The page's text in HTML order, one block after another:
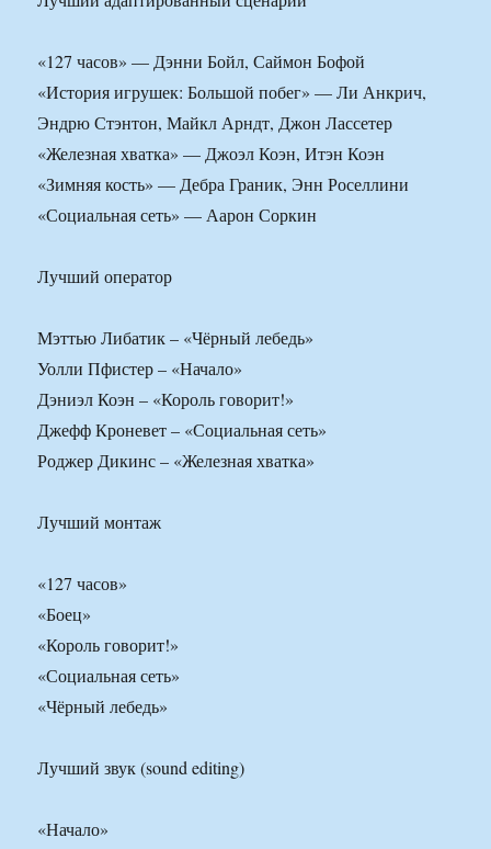
«127 часов» — Дэнни Бойл, Саймон Бофой
«История игрушек: Большой побег» — Ли Анкрич,
Эндрю Стэнтон, Майкл Арндт, Джон Лассетер
«Железная хватка» — Джоэл Коэн, Итэн Коэн
«Зимняя кость» — Дебра Граник, Энн Роселлини
«Социальная сеть» — Аарон Соркин
Лучший оператор
Мэттью Либатик – «Чёрный лебедь»
Уолли Пфистер – «Начало»
Дэниэл Коэн – «Король говорит!»
Джефф Кроневет – «Социальная сеть»
Роджер Дикинс – «Железная хватка»
Лучший монтаж
«127 часов»
«Боец»
«Король говорит!»
«Социальная сеть»
«Чёрный лебедь»
Лучший звук (sound editing)
«Начало»